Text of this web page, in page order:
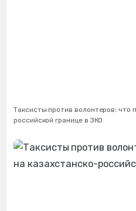
Таксисты против волонтеров: что
российской границе в ЗКО